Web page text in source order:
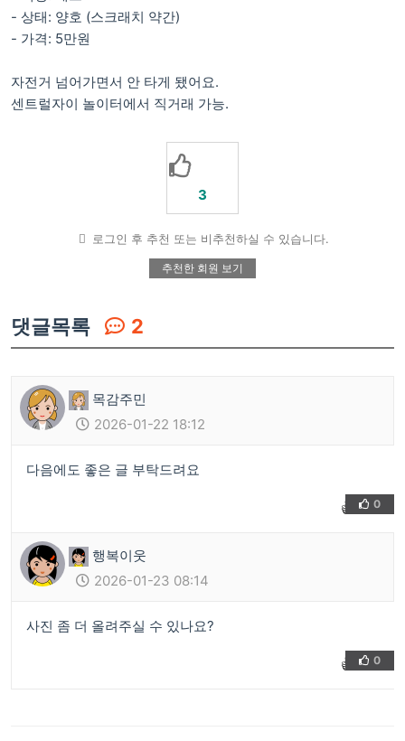
- 상태: 양호 (스크래치 약간)
- 가격: 5만원
자전거 넘어가면서 안 타게 됐어요.
센트럴자이 놀이터에서 직거래 가능.
3
로그인 후 추천 또는 비추천하실 수 있습니다.
추천한 회원 보기
댓글목록 2
목감주민
2026-01-22 18:12
다음에도 좋은 글 부탁드려요
👍 ❤️
0
행복이웃
2026-01-23 08:14
사진 좀 더 올려주실 수 있나요?
👍 ❤️
0